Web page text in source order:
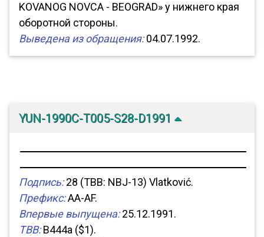
KOVANOG NOVCA - BEOGRAD» у нижнего края
оборотной стороны.
Выведена из обращения:04.07.1992.
YUN-1990C-T005-S28-D1991
Подпись:28 (TBB: NBJ-13) Vlatković.
Префикс:AA-AF.
Впервые выпущена:25.12.1991.
TBB:B444a ($1).